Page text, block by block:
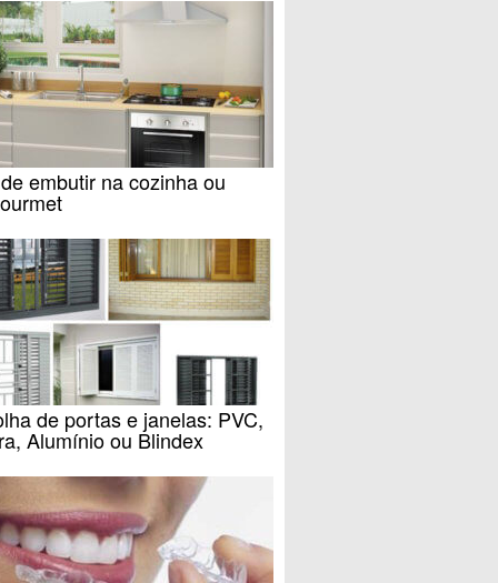
embutir na cozinha ou
de portas e janelas: PVC,
Alumínio ou Blindex